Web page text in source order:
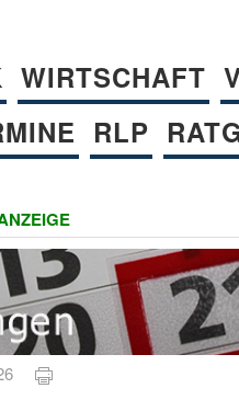
WIRTSCHAFT
RLP